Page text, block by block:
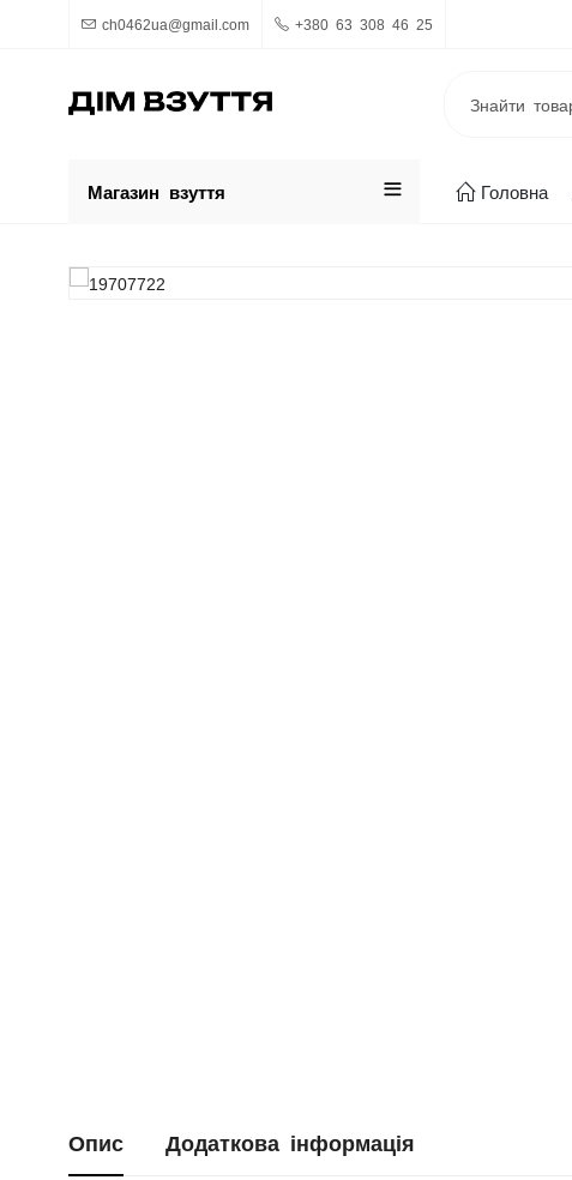
ch0462ua@gmail.com +380 63 308 46 25
Магазин взуття Головна
Опис Додаткова інформація